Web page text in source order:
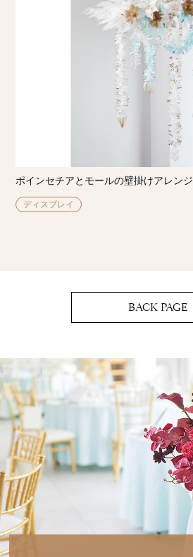
ポインセチアとモールの壁掛けアレンジ
ディスプレイ
BACK PAGE